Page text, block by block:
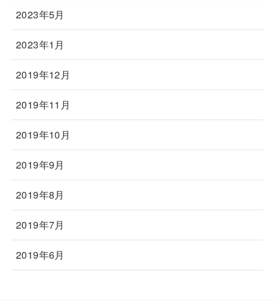
2023年5月
2023年1月
2019年12月
2019年11月
2019年10月
2019年9月
2019年8月
2019年7月
2019年6月